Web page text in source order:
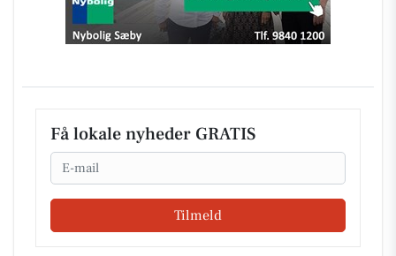
Få lokale nyheder GRATIS
Email
Tilmeld